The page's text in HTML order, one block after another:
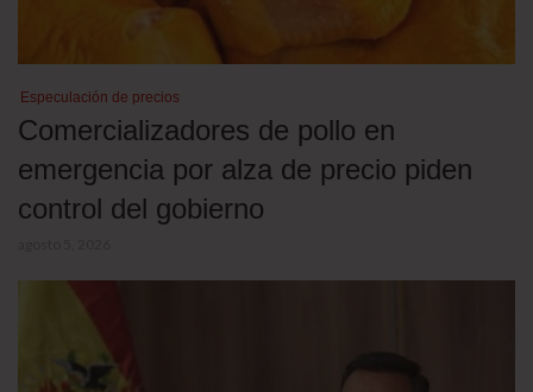
Especulación de precios
Comercializadores de pollo en
emergencia por alza de precio piden
control del gobierno